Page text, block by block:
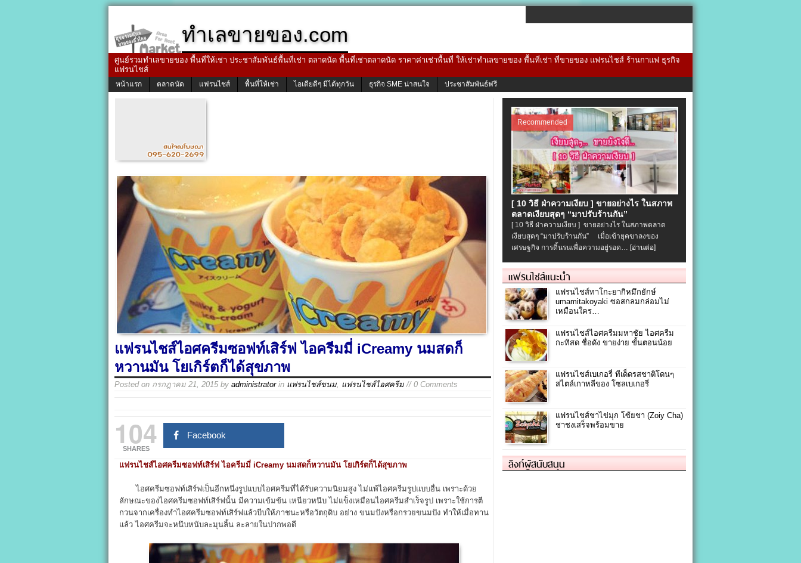
ทำเลขายของ.com
ศูนย์รวมทำเลขายของ พื้นที่ให้เช่า ประชาสัมพันธ์พื้นที่เช่า ตลาดนัด พื้นที่เช่าตลาดนัด ราคาค่าเช่าพื้นที่ ให้เช่าทำเลขายของ พื้นที่เช่า ที่ขายของ แฟรนไชส์ ร้านกาแฟ ธุรกิจ
แฟรนไชส์
หน้าแรก ตลาดนัด แฟรนไชส์ พื้นที่ให้เช่า ไอเดียดีๆ มีได้ทุกวัน ธุรกิจ SME น่าสนใจ ประชาสัมพันธ์ฟรี
แฟรนไชส์ไอศครีมซอฟท์เสิร์ฟ ไอครีมมี่ iCreamy นมสดก็
หวานมัน โยเกิร์ตก็ได้สุขภาพ
Posted on กรกฎาคม 21, 2015 by administratorin แฟรนไชส์ขนม แฟรนไชส์ไอศครีม // 0 Comments
104
SHARES
Facebook
แฟรนไชส์ไอศครีมซอฟท์เสิร์ฟ ไอครีมมี่ iCreamy นมสดก็หวานมัน โยเกิร์ตก็ได้สุขภาพ
ไอศครีมซอฟท์เสิร์ฟเป็นอีกหนึ่งรูปแบบไอศครีมที่ได้รับความนิยมสูง ไม่แพ้ไอศครีมรูปแบบอื่น เพราะด้วย
ลักษณะของไอศครีมซอฟท์เสิร์ฟนั้น มีความเข้มข้น เหนียวหนึบ ไม่แข็งเหมือนไอศครีมสำเร็จรูป เพราะใช้การตี
กวนจากเครื่องทำไอศครีมซอฟท์เสิร์ฟแล้วบีบให้ภาชนะหรือวัตถุดิบ อย่าง ขนมปังหรือกรวยขนมปัง ทำให้เมื่อทาน
แล้ว ไอศครีมจะหนึบหนับละมุนลิ้น ละลายในปากพอดี
Recommended
[ 10 วิธี ฝ่าความเงียบ ] ขายอย่างไร ในสภาพ
ตลาดเงียบสุดๆ “มาปรับร้านกัน”
[ 10 วิธี ฝ่าความเงียบ ] ขายอย่างไร ในสภาพตลาด
เงียบสุดๆ “มาปรับร้านกัน” เมื่อเข้ายุคขาลงของ
เศรษฐกิจ การดิ้นรนเพื่อความอยู่รอด… [อ่านต่อ]
แฟรนไชส์แนะนำ
แฟรนไชส์ทาโกะยากิหมึกยักษ์
umamitakoyaki ซอสกลมกล่อมไม่
เหมือนใคร…
แฟรนไชส์ไอศครีมมหาชัย ไอศครีม
กะทิสด ชื่อดัง ขายง่าย ขั้นตอนน้อย
แฟรนไชส์เบเกอรี่ ทีเด็ดรสชาติโดนๆ
สไตล์เกาหลีของ โซลเบเกอรี่
แฟรนไชส์ชาไข่มุก โซ้ยชา (Zoiy Cha)
ชาชงเสร็จพร้อมขาย
ลิงก์ผู้สนับสนุน